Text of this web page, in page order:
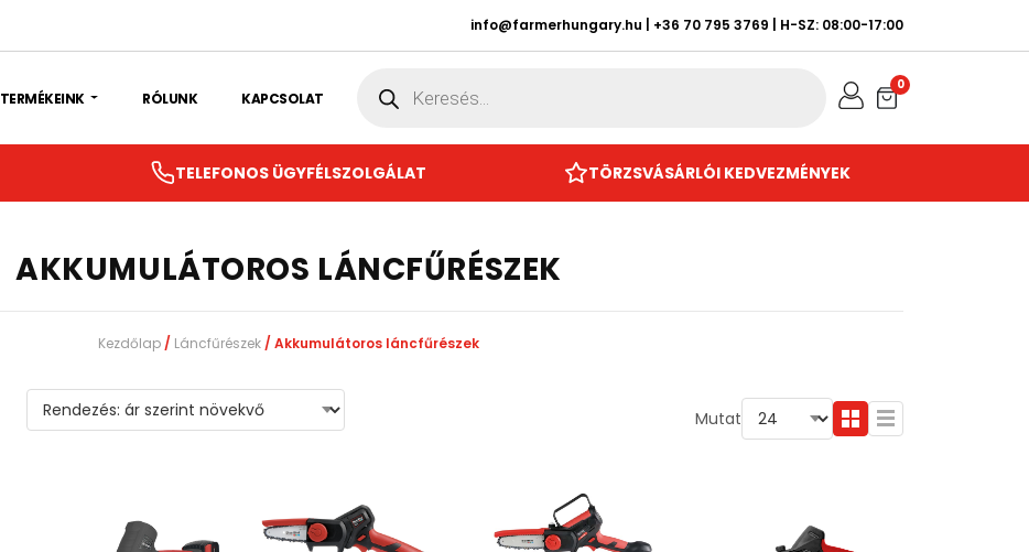
info@farmerhungary.hu +36 70 795 3769 | H-SZ: 08:00-17:00
TERMÉKEINK RÓLUNK KAPCSOLAT search 0
TELEFONOS ÜGYFÉLSZOLGÁLAT TÖRZSVÁSÁRLÓI KEDVEZMÉNYEK
AKKUMULÁTOROS LÁNCFŰRÉSZEK
Kezdőlap / Láncfűrészek / Akkumulátoros láncfűrészek
Mutat